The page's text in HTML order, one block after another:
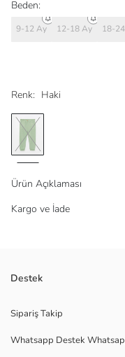
Renk: Haki
Beden:
9-12 Ay 12-18 Ay 18-
Ürün Açıklaması
Kargo ve İade
Beli ve paçası lastikli
Ana Kumaş:
Satıcı:
Destek
Sipariş Takip
Whatsapp Destek